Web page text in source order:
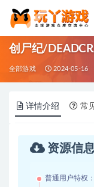
创尸纪/
全部游戏 2024-05-16
详情介绍 常
资源信
普通用户特权：